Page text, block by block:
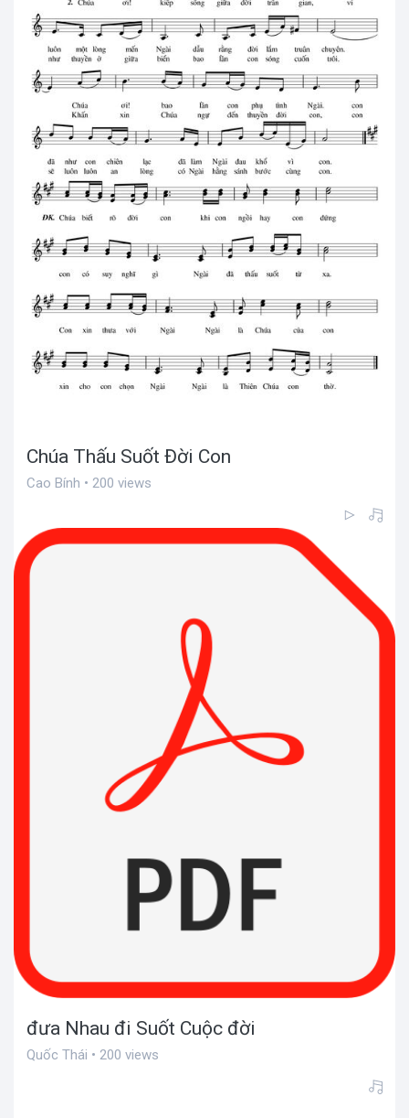
Chúa Thấu Suốt Đời Con
Cao Bính • 200 views
đưa Nhau đi Suốt Cuộc đời
Quốc Thái • 200 views